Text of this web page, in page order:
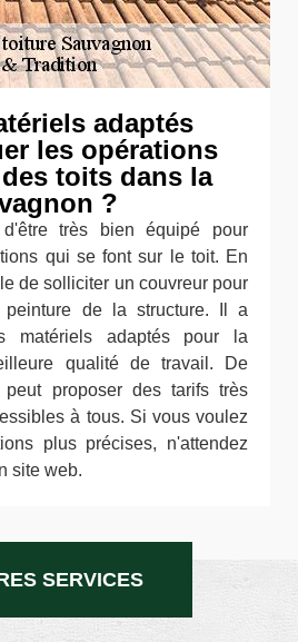
adaptés
les opérations
toits dans la
?
d'être très bien équipé pour
qui se font sur le toit. En
de solliciter un couvreur pour
peinture de la structure. Il a
matériels adaptés pour la
qualité de travail. De
proposer des tarifs très
à tous. Si vous voulez
plus précises, n'attendez
site web.
SERVICES